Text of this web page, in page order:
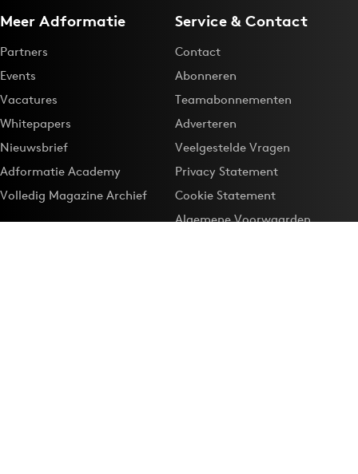
Meer Adformatie
Partners
Events
Vacatures
Whitepapers
Nieuwsbrief
Adformatie Academy
Volledig Magazine Archief
Service & Contact
Contact
Abonneren
Teamabonnementen
Adverteren
Veelgestelde Vragen
Privacy Statement
Cookie Statement
Algemene Voorwaarden